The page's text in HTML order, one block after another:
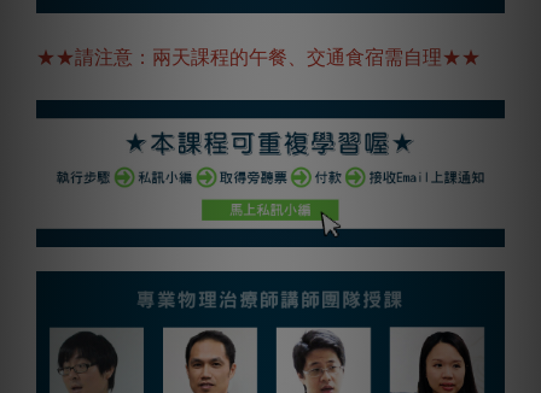
★★請注意：兩天課程的午餐、交通食宿需自理★★